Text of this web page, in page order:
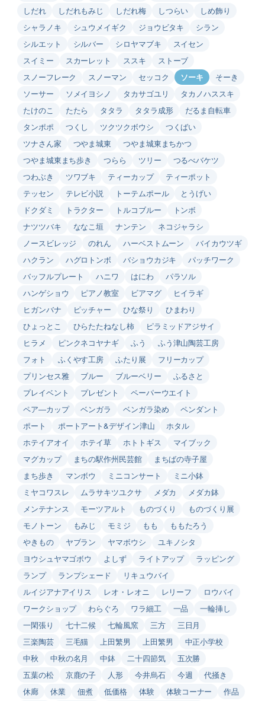
しだれ しだれもみじ しだれ梅 しつらい
しめ飾り
シャラノキ
シュウメイギク ジョウビタキ
シラン
シルエット
シルバー シロヤマブキ
スイセン
スイミー
スカーレット ススキ
ストーブ
スノーフレーク
スノーマン セッコク ソーキ
そーき
ソーサー
ソメイヨシノ タカサゴユリ
タカノハススキ
たけのこ
たたら タタラ タタラ成形
だるま自転車
タンポポ
つくし ツクツクボウシ
つくばい
ツナさん家
つやま城東
つやま城東まちかつ
つやま城東まち歩き
つらら ツリー
つるべバケツ
つわぶき
ツワブキ ティーカップ
ティーポット
テッセン
テレビ小説 トーテムポール
とうげい
ドクダミ
トラクター トルコブルー
トンボ
ナツツバキ
ななこ垣 ナンテン
ネコジャラシ
ノースビレッジ
のれん ハーベストムーン
バイカウツギ
ハクラン
ハグロトンボ バショウカジキ
パッチワーク
バッフルプレート
ハニワ はにわ
パラソル
ハンゲショウ
ピアノ教室 ビアマグ
ヒイラギ
ヒガンバナ
ピッチャー ひな祭り
ひまわり
ひょっとこ
ひらたたねなし柿
ピラミッドアジサイ
ヒラメ
ピンクネコヤナギ ふう
ふう津山陶芸工房
フォト
ふくやす工房 ふたり展
フリーカップ
プリンセス雅
ブルー ブルーベリー
ふるさと
プレイベント
プレゼント
ペーパーウエイト
ペア―カップ
ベンガラ ベンガラ染め
ペンダント
ポート
ポートアート&デザイン津山
ホタル
ホテイアオイ
ホテイ草 ホトトギス
マイブック
マグカップ
まちの駅作州民芸館
まちばの寺子屋
まち歩き
マンボウ ミニコンサート
ミニ小鉢
ミヤコワスレ
ムラサキツユクサ メダカ
メダカ鉢
メンテナンス
モーツアルト ものづくり
ものづくり展
モノトーン
もみじ モミジ もも
ももたろう
やきもの
ヤブラン ヤマボウシ
ユキノシタ
ヨウシュヤマゴボウ
よしず ライトアップ
ラッピング
ランプ
ランプシェード
リキュウバイ
ルイジアナアイリス
レオ・レオニ レリーフ
ロウバイ
ワークショップ
わらぐろ ワラ細工 一品
一輪挿し
一閑張り
七十二候 七輪風窯 三方
三日月
三楽陶芸
三毛猫 上田繁男 上田繁男
中正小学校
中秋
中秋の名月 中鉢 二十四節気
五次勝
五葉の松
京鹿の子 人形 今井烏石 今週
代掻き
休廊
休業 佃煮 低価格 体験 体験コーナー
作品